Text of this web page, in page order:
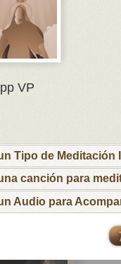
VP
Tipo de Meditación
canción para
Audio para
Te